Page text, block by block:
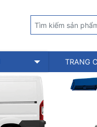
TRANG